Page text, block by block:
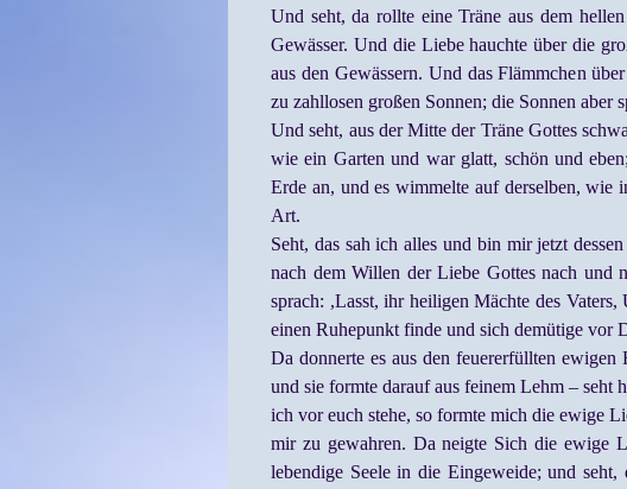
Und seht, da rollte eine Träne aus dem
Gewässer. Und die Liebe hauchte über die
aus den Gewässern. Und das Flämmchen
zu zahllosen großen Sonnen; die Sonnen
Und seht, aus der Mitte der Träne Gottes
wie ein Garten und war glatt, schön und
Erde an, und es wimmelte auf derselben, wie
Art.
Seht, das sah ich alles und bin mir jetzt
nach dem Willen der Liebe Gottes nach und
sprach: ,Lasst, ihr heiligen Mächte des
einen Ruhepunkt finde und sich demütige
Da donnerte es aus den feuererfüllten
und sie formte darauf aus feinem Lehm – seht
ich vor euch stehe, so formte mich die ewige
mir zu gewahren. Da neigte Sich die ewige
lebendige Seele in die Eingeweide; und